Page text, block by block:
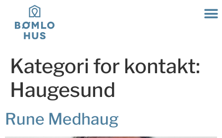
Kategori for kontakt:
Haugesund
Rune Medhaug